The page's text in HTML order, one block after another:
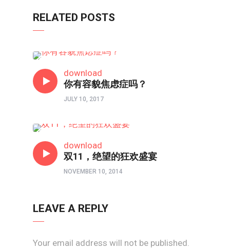
RELATED POSTS
download
你有容貌焦虑症吗？
JULY 10, 2017
download
双11，绝望的狂欢盛宴
NOVEMBER 10, 2014
LEAVE A REPLY
Your email address will not be published.